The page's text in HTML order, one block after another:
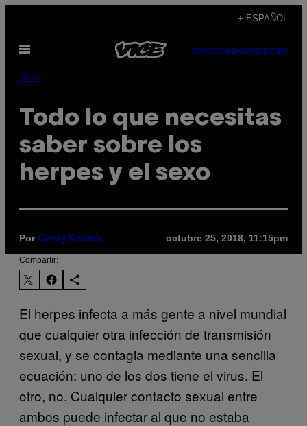
contenido
+ ESPAÑOL
Abrir
SUBSCRIBENEWSLETTER
Sexo
Todo lo que necesitas
saber sobre los
herpes y el sexo
Por Cindy Kuzma octubre 25, 2018, 11:15pm
Compartir:
El herpes infecta a más gente a nivel mundial
que cualquier otra infección de transmisión
sexual, y se contagia mediante una sencilla
ecuación: uno de los dos tiene el virus. El
otro, no. Cualquier contacto sexual entre
ambos puede infectar al que no estaba